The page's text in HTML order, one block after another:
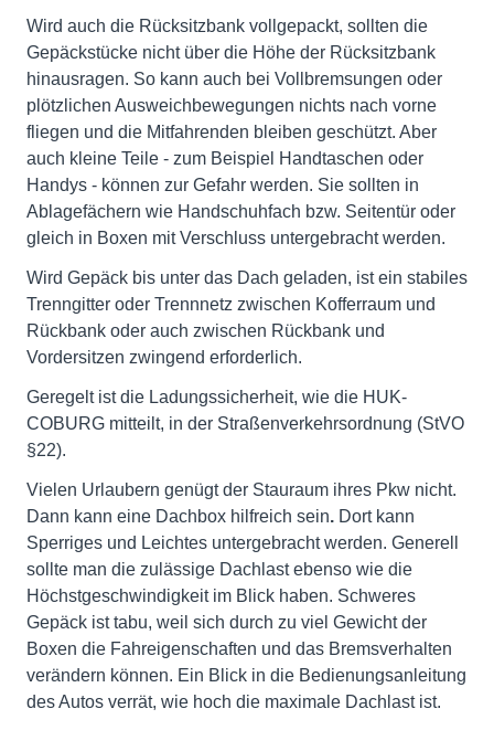
Wird auch die Rücksitzbank vollgepackt, sollten die
Gepäckstücke nicht über die Höhe der Rücksitzbank
hinausragen. So kann auch bei Vollbremsungen oder
plötzlichen Ausweichbewegungen nichts nach vorne
fliegen und die Mitfahrenden bleiben geschützt. Aber
auch kleine Teile - zum Beispiel Handtaschen oder
Handys - können zur Gefahr werden. Sie sollten in
Ablagefächern wie Handschuhfach bzw. Seitentür oder
gleich in Boxen mit Verschluss untergebracht werden.
Wird Gepäck bis unter das Dach geladen, ist ein stabiles
Trenngitter oder Trennnetz zwischen Kofferraum und
Rückbank oder auch zwischen Rückbank und
Vordersitzen zwingend erforderlich.
Geregelt ist die Ladungssicherheit, wie die HUK-
COBURG mitteilt, in der Straßenverkehrsordnung (StVO
§22).
Vielen Urlaubern genügt der Stauraum ihres Pkw nicht.
Dann kann eine Dachbox hilfreich sein. Dort kann
Sperriges und Leichtes untergebracht werden. Generell
sollte man die zulässige Dachlast ebenso wie die
Höchstgeschwindigkeit im Blick haben. Schweres
Gepäck ist tabu, weil sich durch zu viel Gewicht der
Boxen die Fahreigenschaften und das Bremsverhalten
verändern können. Ein Blick in die Bedienungsanleitung
des Autos verrät, wie hoch die maximale Dachlast ist.